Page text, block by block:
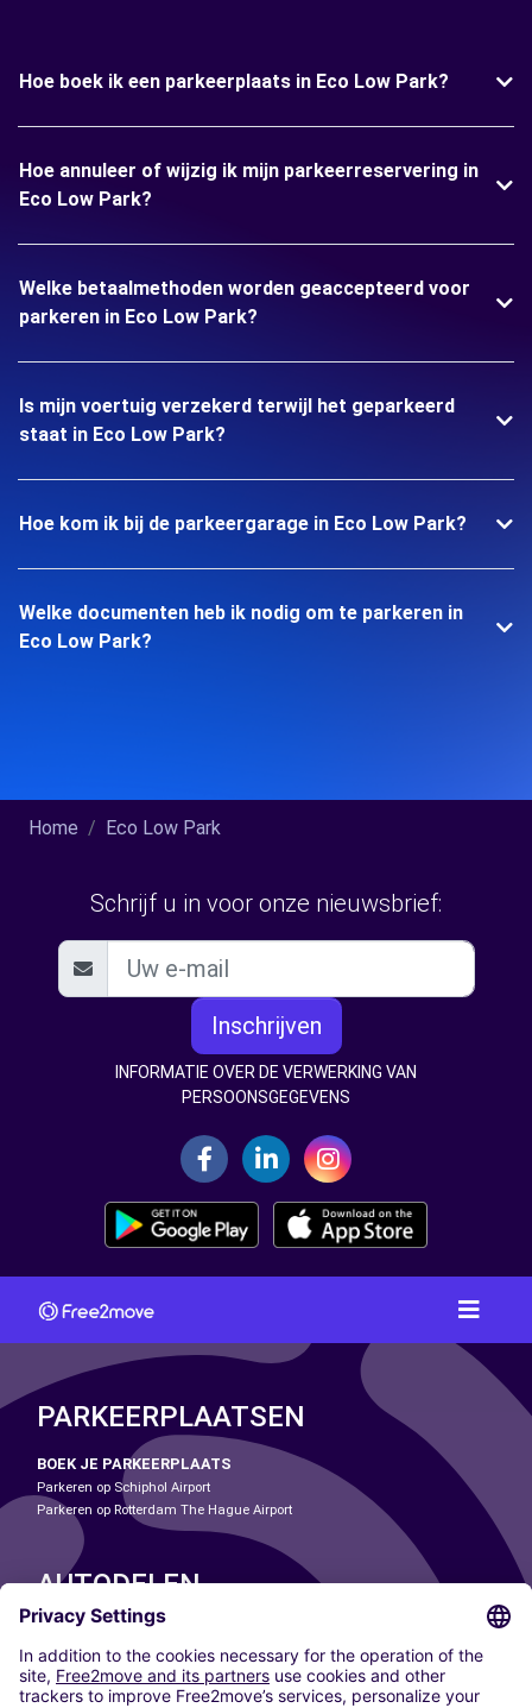
Hoe boek ik een parkeerplaats in Eco Low Park?
Hoe annuleer of wijzig ik mijn parkeerreservering in
Eco Low Park?
Welke betaalmethoden worden geaccepteerd voor
parkeren in Eco Low Park?
Is mijn voertuig verzekerd terwijl het geparkeerd
staat in Eco Low Park?
Hoe kom ik bij de parkeergarage in Eco Low Park?
Welke documenten heb ik nodig om te parkeren in
Eco Low Park?
Home Eco Low Park
Schrijf u in voor onze nieuwsbrief:
Inschrijven
INFORMATIE OVER DE VERWERKING VAN
PERSOONSGEGEVENS
PARKEERPLAATSEN
BOEK JE PARKEERPLAATS
Parkeren op Schiphol Airport
Parkeren op Rotterdam The Hague Airport
AUTODELEN
ONZE STEDEN
Paris
Madrid
Washington DC